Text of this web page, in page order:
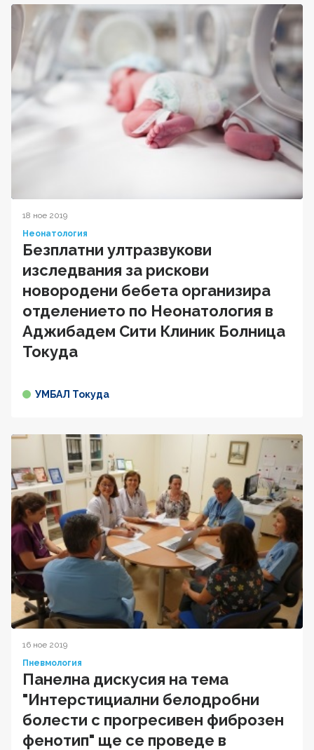
18 ное 2019
Неонатология
Безплатни ултразвукови
изследвания за рискови
новородени бебета организира
отделението по Неонатология в
Аджибадем Сити Клиник Болница
Токуда
УМБАЛ Токуда
16 ное 2019
Пневмология
Панелна дискусия на тема
"Интерстициални белодробни
болести с прогресивен фиброзен
фенотип" ще се проведе в